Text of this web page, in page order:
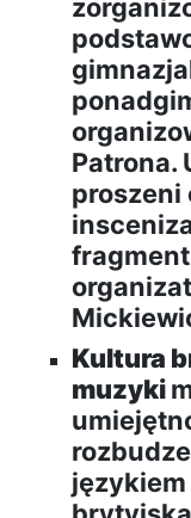
Patrona.
proszeni
Kultura
muzyki